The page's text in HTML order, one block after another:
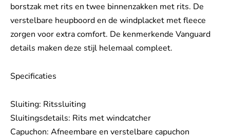
borstzak met rits en twee binnenzakken met rits. De
verstelbare heupboord en de windplacket met fleece
zorgen voor extra comfort. De kenmerkende Vanguard
details maken deze stijl helemaal compleet.
Specificaties
Sluiting: Ritssluiting
Sluitingsdetails: Rits met windcatcher
Capuchon: Afneembare en verstelbare capuchon